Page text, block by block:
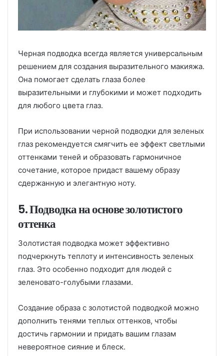
Черная подводка всегда является универсальным
решением для создания выразительного макияжа.
Она помогает сделать глаза более
выразительными и глубокими и может подходить
для любого цвета глаз.
При использовании черной подводки для зеленых
глаз рекомендуется смягчить ее эффект светлыми
оттенками теней и образовать гармоничное
сочетание, которое придаст вашему образу
сдержанную и элегантную ноту.
5. Подводка на основе золотистого
оттенка
Золотистая подводка может эффективно
подчеркнуть теплоту и интенсивность зеленых
глаз. Это особенно подходит для людей с
зеленовато-голубыми глазами.
Создание образа с золотистой подводкой можно
дополнить тенями теплых оттенков, чтобы
достичь гармонии и придать вашим глазам
невероятное сияние и блеск.